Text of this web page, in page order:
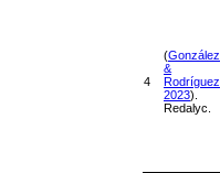
4
(González
&
Rodríguez,
2023).
Redalyc.